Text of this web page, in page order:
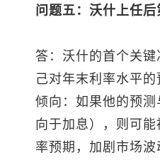
问题五：沃什上任
答：沃什的首个关
己对年末利率水平
倾向：如果他的预
向于加息），则可
率预期，加剧市场波